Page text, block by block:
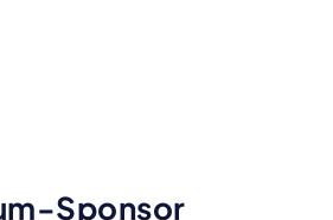
Sponsor